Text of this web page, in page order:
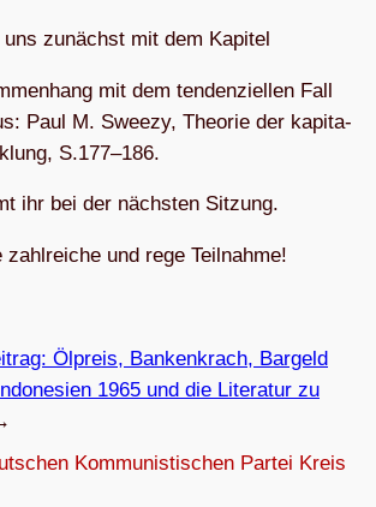
zunächst mit dem Kapitel
mit dem ten­den­zi­el­len Fall
Paul M. Sweezy, Theo­rie der kapi­ta­
S.177–186.
ihr bei der nächs­ten Sitzung.
und rege Teilnahme!
Ölpreis, Ban­ken­krach, Bargeld
1965 und die Lite­ra­tur zu
Kommunistischen Partei Kreis